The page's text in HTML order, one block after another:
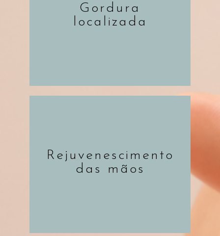
SAIBA MAIS
Gordura
localizada
SAIBA MAIS
Rejuvenescimento
das mãos